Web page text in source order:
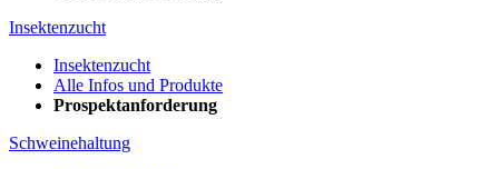
Insektenzucht
Insektenzucht
Alle Infos und Produkte
Prospektanforderung
Schweinehaltung